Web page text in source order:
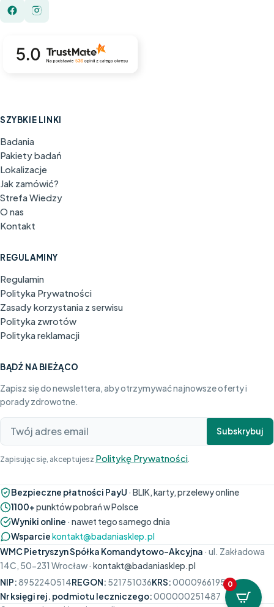
SZYBKIE LINKI
Badania
Pakiety badań
Lokalizacje
Jak zamówić?
Strefa Wiedzy
O nas
Kontakt
REGULAMINY
Regulamin
Polityka Prywatności
Zasady korzystania z serwisu
Polityka zwrotów
Polityka reklamacji
BĄDŹ NA BIEŻĄCO
Zapisz się do newslettera, aby otrzymywać najnowsze oferty i
porady zdrowotne.
Subskrybuj
Zapisując się, akceptujesz Politykę Prywatności.
Bezpieczne płatności PayU · BLIK, karty, przelewy online
1100+punktów pobrań w Polsce
Wyniki online · nawet tego samego dnia
Wsparciekontakt@badaniasklep.pl
WMC Pietryszyn Spółka Komandytowo-Akcyjna · ul. Zakładowa
14C, 50-231 Wrocław · kontakt@badaniasklep.pl
NIP:8952240514REGON: 521751036KRS:0000966195
Nr księgi rej. podmiotu leczniczego:000000251487
0